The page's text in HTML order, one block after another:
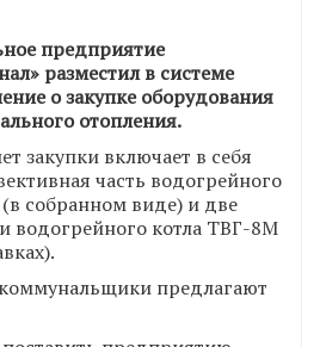
предприятие
разместил в системе
о закупке оборудования
отопления.
закупки включает в себя
часть водогрейного
собранном виде) и две
водогрейного котла ТВГ-8М
предлагают